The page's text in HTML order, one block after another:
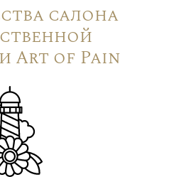
салона
Art of Pain